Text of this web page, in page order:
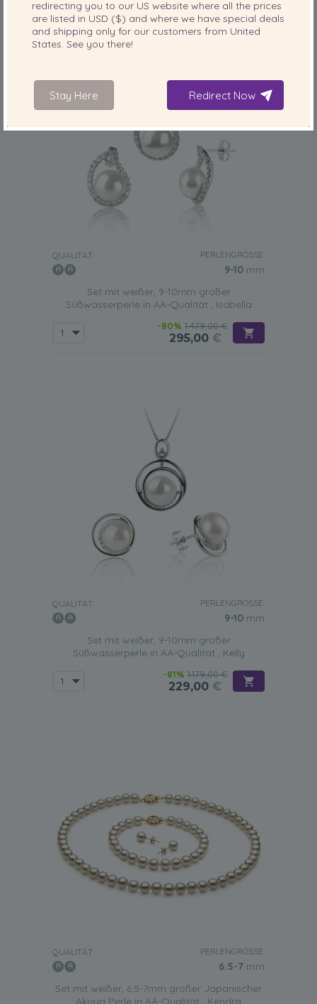
QUALITÄT: PERLENGRÖSSE:
9-10 mm
Set mit weißer, 9-10mm großer
Süßwasserperle in AA-Qualität , Isabella
-80% 1.479,00 €
295,00 €
QUALITÄT: PERLENGRÖSSE:
9-10 mm
Set mit weißer, 9-10mm großer
Süßwasserperle in AA-Qualität , Kelly
-81% 1.179,00 €
229,00 €
QUALITÄT: PERLENGRÖSSE:
6.5-7 mm
Set mit weißer, 6.5-7mm großer Japanischer
Akoya Perle in AA-Qualität , Kendra
redirecting you to our US website where all the prices
are listed in USD ($) and where we have special deals
and shipping only for our customers from United
States. See you there!
Stay Here Redirect Now